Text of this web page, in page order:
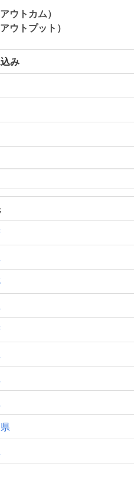
アウトカム）
アウトプット）
み